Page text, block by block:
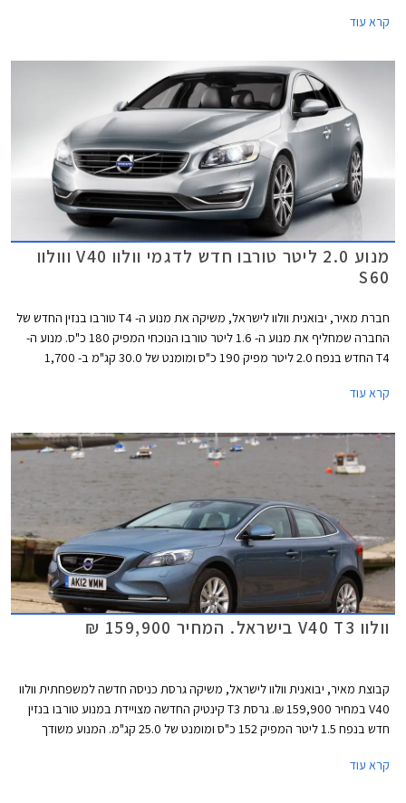
קרא עוד
מנוע 2.0 ליטר טורבו חדש לדגמי וולוו V40 ווולוו
S60
חברת מאיר, יבואנית וולוו לישראל, משיקה את מנוע ה- T4 טורבו בנזין החדש של
החברה שמחליף את מנוע ה- 1.6 ליטר טורבו הנוכחי המפיק 180 כ"ס. מנוע ה-
T4 החדש בנפח 2.0 ליטר מפיק 190 כ"ס ומומנט של 30.0 קג"מ ב- 1,700
הילוכים רובוטית כפולת מצמדים ששודכה למנוע ה- 1.6 ליטר היוצא.
קרא עוד
וולוו V40 T3 בישראל. המחיר 159,900 ₪
קבוצת מאיר, יבואנית וולוו לישראל, משיקה גרסת כניסה חדשה למשפחתית וולוו
V40 במחיר 159,900 ₪. גרסת T3 קינטיק החדשה מצויידת במנוע טורבו בנזין
חדש בנפח 1.5 ליטר המפיק 152 כ"ס ומומנט של 25.0 קג"מ. המנוע משודך
קרא עוד